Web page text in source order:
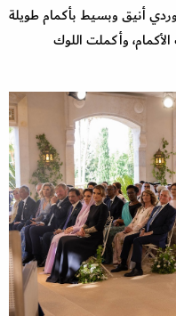
أنيق وبسيط بأكمام طويلة
وأكملت اللوك